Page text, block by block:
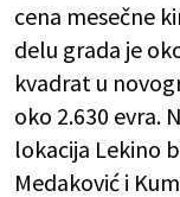
cena mesečne
delu grada je
kvadrat u
oko 2.630 evra.
lokacija Lekino
Medaković i